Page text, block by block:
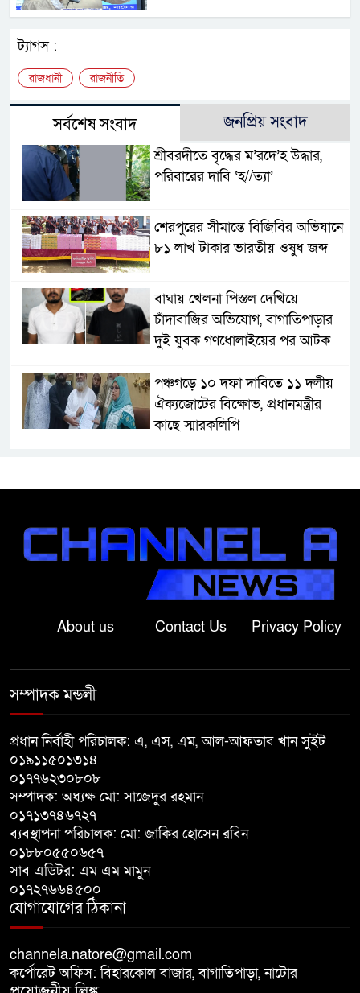
ট্যাগস :
রাজধানী রাজনীতি
সর্বশেষ সংবাদ জনপ্রিয় সংবাদ
শ্রীবরদীতে বৃদ্ধের ম’রদে’হ উদ্ধার,
পরিবারের দাবি ‘হ//ত্যা’
শেরপুরের সীমান্তে বিজিবির অভিযানে
৮১ লাখ টাকার ভারতীয় ওষুধ জব্দ
বাঘায় খেলনা পিস্তল দেখিয়ে
চাঁদাবাজির অভিযোগ, বাগাতিপাড়ার
দুই যুবক গণধোলাইয়ের পর আটক
পঞ্চগড়ে ১০ দফা দাবিতে ১১ দলীয়
ঐক্যজোটের বিক্ষোভ, প্রধানমন্ত্রীর
কাছে স্মারকলিপি
ঘণ্টার ব্যবধানে স্ত্রীরও মৃত্যু, শোকে
বাংলাদেশের মাটিতে আর কোনোদিন
ফ্যাসিস্টের স্থান হবে না: নাটোরে হুইপ
দুলু
লালপুরে নারীর ১ লাখ ৮০ হাজার টাকা
অভিযোগে বাগাতিপাড়ায় মানববন্ধন
সমাপনী ও পুরস্কার বিতরণ
About us Contact Us Privacy Policy
সম্পাদক মন্ডলী
প্রধান নির্বাহী পরিচালক: এ, এস, এম, আল-আফতাব খান সুইট
০১৯১১৫০১৩১৪
০১৭৭৬২৩০৮০৮
সম্পাদক: অধ্যক্ষ মো: সাজেদুর রহমান
০১৭১৩৭৪৬৭২৭
ব্যবস্থাপনা পরিচালক: মো: জাকির হোসেন রবিন
০১৮৮০৫৫০৬৫৭
সাব এডিটর: এম এম মামুন
০১৭২৭৬৬৪৫০০
যোগাযোগের ঠিকানা
channela.natore@gmail.com
কর্পোরেট অফিস: বিহারকোল বাজার, বাগাতিপাড়া, নাটোর